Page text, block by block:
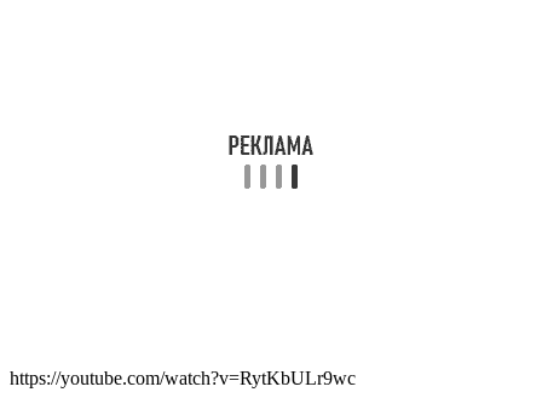
https://youtube.com/watch?v=RytKbULr9wc